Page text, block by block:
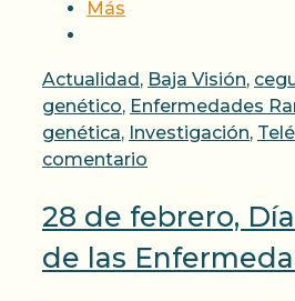
Más
Categorías
Actualidad, Baja Visión,
genético, Enfermedades
genética, Investigación,
comentario
28 de febrero,
de las